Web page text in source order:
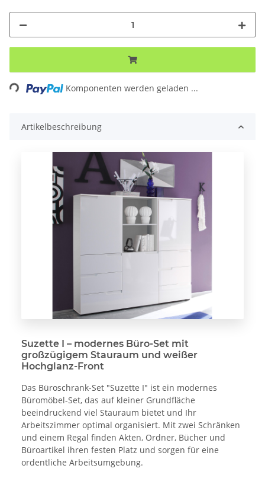
Komponenten werden geladen ...
Artikelbeschreibung
Suzette I – modernes Büro-Set mit
großzügigem Stauraum und weißer
Hochglanz-Front
Das Büroschrank-Set "Suzette I" ist ein modernes
Büromöbel-Set, das auf kleiner Grundfläche
beeindruckend viel Stauraum bietet und Ihr
Arbeitszimmer optimal organisiert. Mit zwei Schränken
und einem Regal finden Akten, Ordner, Bücher und
Büroartikel ihren festen Platz und sorgen für eine
ordentliche Arbeitsumgebung.